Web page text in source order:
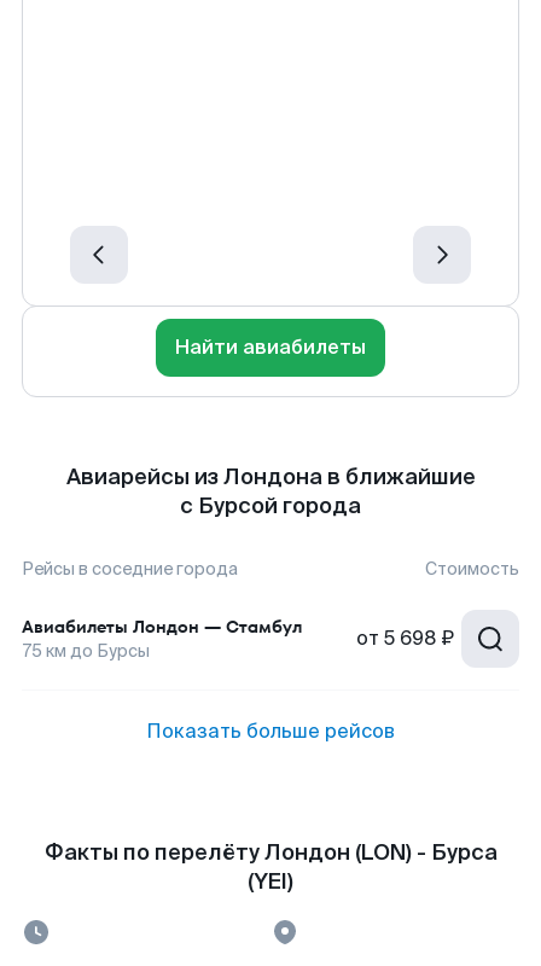
Найти авиабилеты
Авиарейсы из Лондона в ближайшие
с Бурсой города
Рейсы в соседние города Стоимость
Авиабилеты Лондон — Стамбул
75 км до Бурсы от 5 698 ₽
Показать больше рейсов
Факты по перелёту Лондон (LON) - Бурса
(YEI)